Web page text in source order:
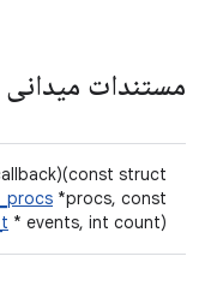
مستندات میدانی
struct
*procs, const
* events, int count)